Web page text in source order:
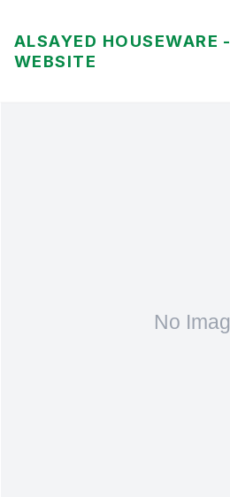
ALSAYED HOUSEWARE -
WEBSITE